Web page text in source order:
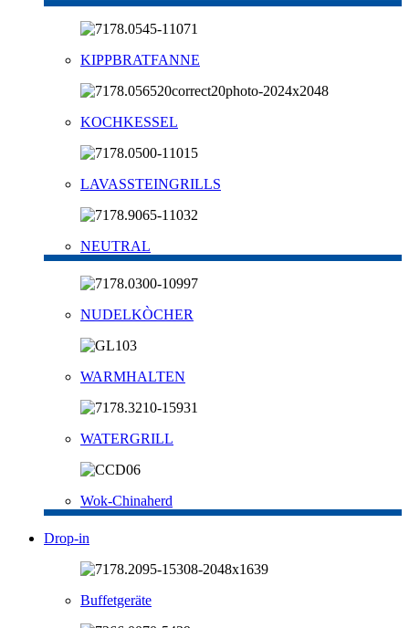
KIPPBRATFANNE
KOCHKESSEL
LAVASSTEINGRILLS
NEUTRAL
NUDELKÒCHER
WARMHALTEN
WATERGRILL
Wok-Chinaherd
Drop-in
Buffetgeräte